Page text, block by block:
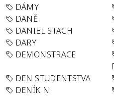
DÁMY
DANĚ
DANIEL STACH
DARY
DEMONSTRACE
DEN STUDENTSTVA
DENÍK N